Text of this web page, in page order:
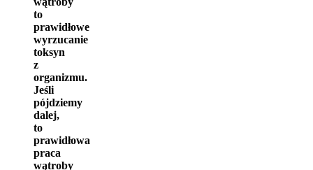
to
prawidłowe
wyrzucanie
toksyn
z
organizmu.
Jeśli
pójdziemy
dalej,
to
prawidłowa
praca
wątroby